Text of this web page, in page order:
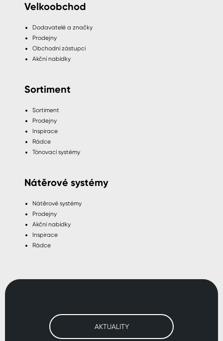
Velkoobchod
Dodavatelé a značky
Prodejny
Obchodní zástupci
Akční nabídky
Sortiment
Sortiment
Prodejny
Inspirace
Rádce
Tónovací systémy
Nátěrové systémy
Nátěrové systémy
Prodejny
Akční nabídky
Inspirace
Rádce
AKTUALITY